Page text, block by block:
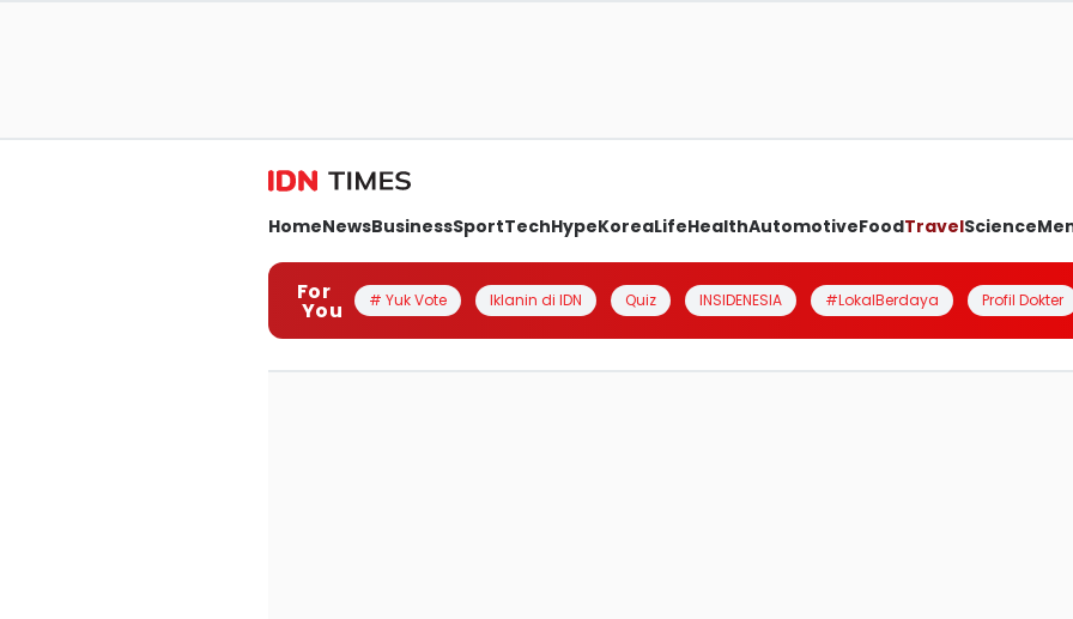
HomeNewsBusinessSportTechHypeKoreaLifeHealthAutomotiveFoodTravelScience
For
You # Yuk Vote Iklanin di IDN Quiz INSIDENESIA #LokalBerdaya Profil Dokter